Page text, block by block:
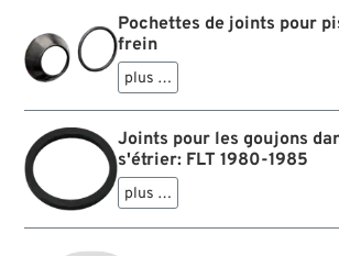
Pochettes de joints pour
frein
plus …
Joints pour les goujons
s'étrier: FLT 1980-1985
plus …